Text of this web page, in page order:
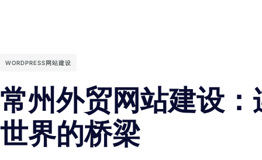
WORDPRESS网站建设
常州外贸网站建设：
世界的桥梁